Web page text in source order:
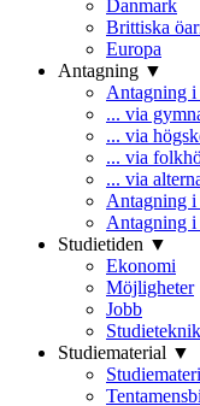
Danmark
Brittiska
Europa
Antagning ▼
Antagning i
... via
... via
... via
... via
Antagning
Antagning
Studietiden ▼
Ekonomi
Möjligheter
Jobb
Studieteknik
Studiematerial ▼